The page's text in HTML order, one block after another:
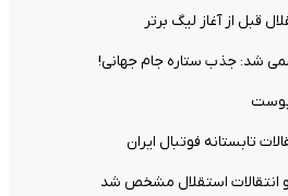
قبل از آغاز لیگ برتر
شد: جذب ستاره جام جهانی!
تابستانه فوتبال ایران
انتقالات استقلال مشخص شد